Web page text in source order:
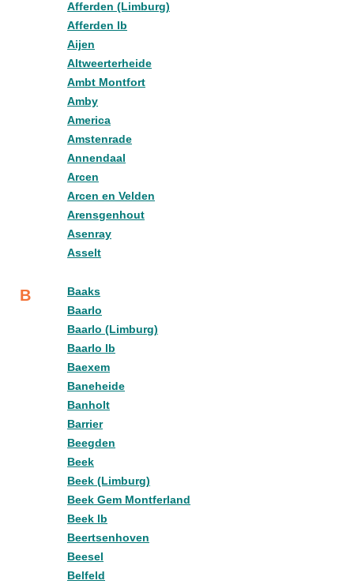
Afferden (Limburg)
Afferden lb
Aijen
Altweerterheide
Ambt Montfort
Amby
America
Amstenrade
Annendaal
Arcen
Arcen en Velden
Arensgenhout
Asenray
Asselt
B
Baaks
Baarlo
Baarlo (Limburg)
Baarlo lb
Baexem
Baneheide
Banholt
Barrier
Beegden
Beek
Beek (Limburg)
Beek Gem Montferland
Beek lb
Beertsenhoven
Beesel
Belfeld